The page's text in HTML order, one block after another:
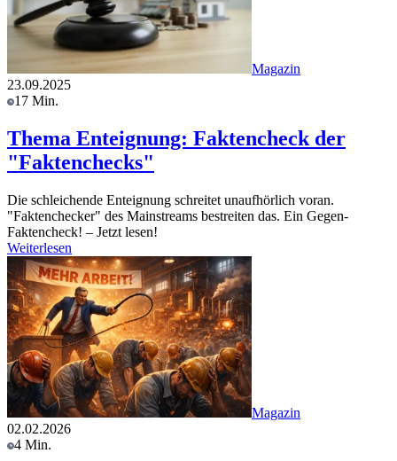
Magazin
23.09.2025
17 Min.
Thema Enteignung: Faktencheck der
"Faktenchecks"
Die schleichende Enteignung schreitet unaufhörlich voran.
"Faktenchecker" des Mainstreams bestreiten das. Ein Gegen-
Faktencheck! – Jetzt lesen!
Weiterlesen
Magazin
02.02.2026
4 Min.